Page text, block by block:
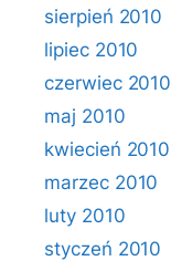
sierpień 2010
lipiec 2010
czerwiec 2010
maj 2010
kwiecień 2010
marzec 2010
luty 2010
styczeń 2010